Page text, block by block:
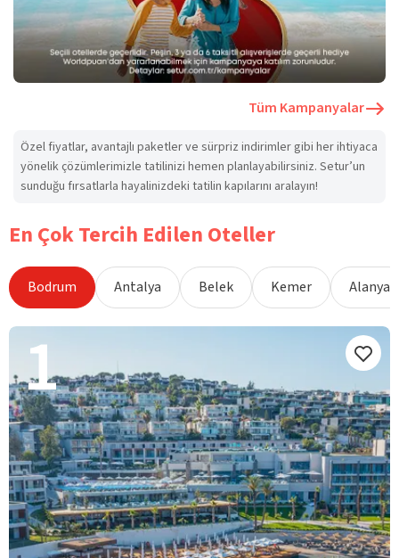
Tüm Kampanyalar
Özel fiyatlar, avantajlı paketler ve sürpriz indirimler gibi her ihtiyaca
yönelik çözümlerimizle tatilinizi hemen planlayabilirsiniz. Setur’un
sunduğu fırsatlarla hayalinizdeki tatilin kapılarını aralayın!
En Çok Tercih Edilen Oteller
Bodrum Antalya Belek Kemer Alanya
1